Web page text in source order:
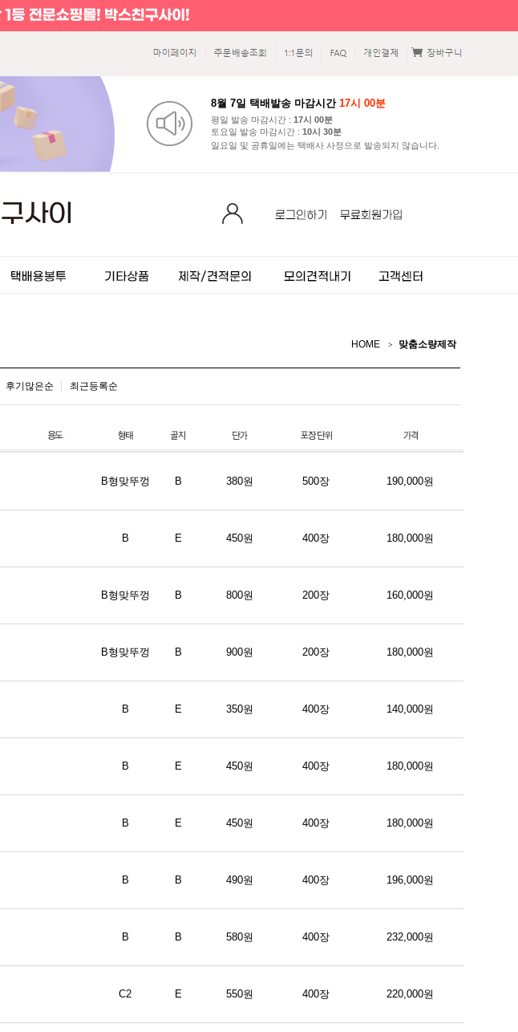
8월 7일 택배발송 마감시간 17시 00분
평일 발송 마감시간 : 17시 00분
토요일 발송 마감시간 : 10시 30분
일요일 및 공휴일에는 택배사 사정으로 발송되지 않습니다.
HOME 맞춤소량제작
후기많은순 최근등록순
B형맞뚜껑 B 380원 500장 190,000원
B E 450원 400장 180,000원
B형맞뚜껑 B 800원 200장 160,000원
B형맞뚜껑 B 900원 200장 180,000원
B E 350원 400장 140,000원
B E 450원 400장 180,000원
B E 450원 400장 180,000원
B B 490원 400장 196,000원
B B 580원 400장 232,000원
C2 E 550원 400장 220,000원